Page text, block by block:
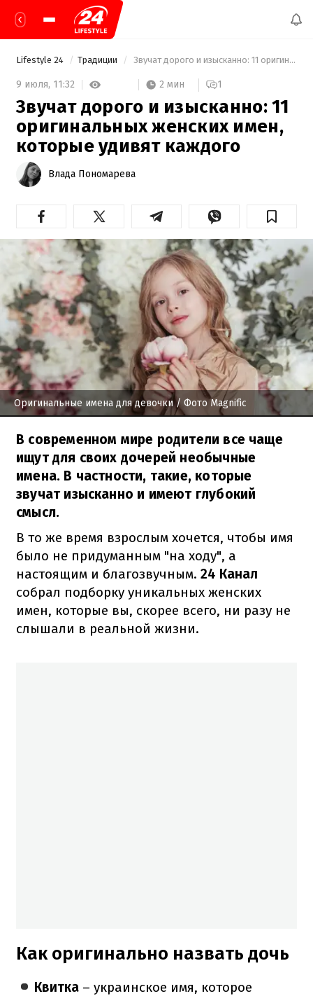
Lifestyle 24 Традиции Звучат дорого и изысканно: 11 оригинальных женских имен, которые удивят каждого
9 июля, 11:32 2 мин 1
Звучат дорого и изысканно: 11
оригинальных женских имен,
которые удивят каждого
Влада Пономарева
Оригинальные имена для девочки/ Фото Magnific
В современном мире родители все чаще
ищут для своих дочерей необычные
имена. В частности, такие, которые
звучат изысканно и имеют глубокий
смысл.
В то же время взрослым хочется, чтобы имя
было не придуманным "на ходу", а
настоящим и благозвучным. 24 Канал
собрал подборку уникальных женских
имен, которые вы, скорее всего, ни разу не
слышали в реальной жизни.
Как оригинально назвать дочь
Квитка – украинское имя, которое